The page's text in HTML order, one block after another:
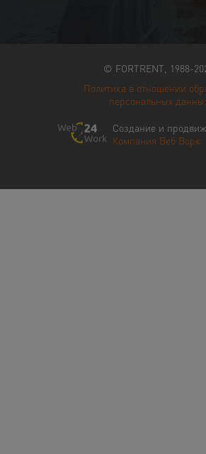
© FORTRENT, 1988-
Политика в отношении
персональных
Создание и
Компания Веб Ворк